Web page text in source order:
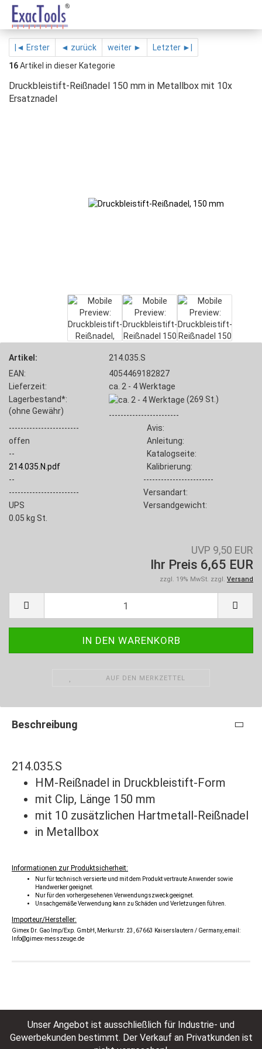
|◄ Erster ◄ zurück weiter ►
Letzter ►|
16Artikel in dieser Kategorie
Druckbleistift-Reißnadel 150 mm in Metallbox mit 10x
Ersatznadel
Artikel:
214.035.S
EAN:
4054469182827
Lieferzeit:
ca. 2 - 4 Werktage
Lagerbestand*:
(ohne Gewähr)
(269 St.)
------------------------
------------------------
Avis:
offen
Anleitung:
--
Katalogseite:
214.035.N.pdf
Kalibrierung:
--
------------------------
------------------------
Versandart:
UPS
Versandgewicht:
0.05 kg St.
UVP 9,50 EUR
Ihr Preis 6,65 EUR
zzgl. 19% MwSt. zzgl. Versand
AUF DEN MERKZETTEL
Beschreibung
214.035.S
HM-Reißnadel in Druckbleistift-Form
mit Clip, Länge 150 mm
mit 10 zusätzlichen Hartmetall-Reißnadel
in Metallbox
Informationen zur Produktsicherheit:
Nur für technisch versierte und mit dem Produkt vertraute Anwender sowie
Handwerker geeignet.
Nur für den vorhergesehenen Verwendungszweck geeignet.
Unsachgemäße Verwendung kann zu Schäden und Verletzungen führen.
Importeur/Hersteller:
Gimex Dr. Gao Imp/Exp. GmbH, Merkurstr. 23, 67663 Kaiserslautern / Germany, email:
Info@gimex-messzeuge.de
Unser Angebot ist ausschließlich für Industrie- und
Gewerbekunden bestimmt. Der Verkauf an Privatkunden ist